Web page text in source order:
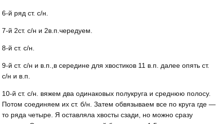
6-й ряд ст. с/н.
7-й 2ст. с/н и 2в.п.чередуем.
8-й ст. с/н.
9-й ст. с/н и в.п.,в середине для хвостиков 11 в.п. далее опять ст.
с/н и в.п.
10-й ст. с/н. вяжем два одинаковых полукруга и среднюю полосу.
Потом соединяем их ст. б/н. Затем обвязываем все по круга где —
то ряда четыре. Я оставляла хвосты сзади, но можно сразу